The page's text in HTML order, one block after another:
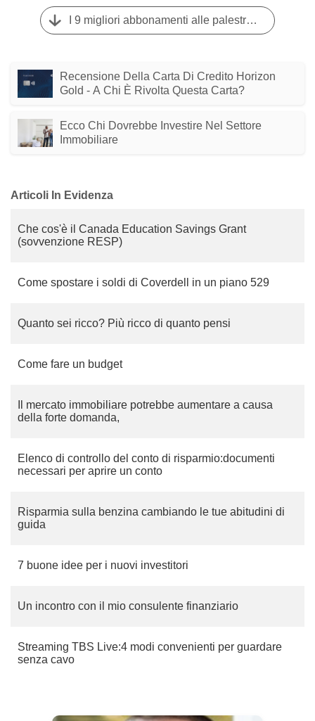
I 9 migliori abbonamenti alle palestre convenienti per il 2025 | Fitness a basso costo
Recensione Della Carta Di Credito Horizon
Gold - A Chi È Rivolta Questa Carta?
Ecco Chi Dovrebbe Investire Nel Settore
Immobiliare
Articoli In Evidenza
Che cos'è il Canada Education Savings Grant
(sovvenzione RESP)
Come spostare i soldi di Coverdell in un piano 529
Quanto sei ricco? Più ricco di quanto pensi
Come fare un budget
Il mercato immobiliare potrebbe aumentare a causa
della forte domanda,
Elenco di controllo del conto di risparmio:documenti
necessari per aprire un conto
Risparmia sulla benzina cambiando le tue abitudini di
guida
7 buone idee per i nuovi investitori
Un incontro con il mio consulente finanziario
Streaming TBS Live:4 modi convenienti per guardare
senza cavo